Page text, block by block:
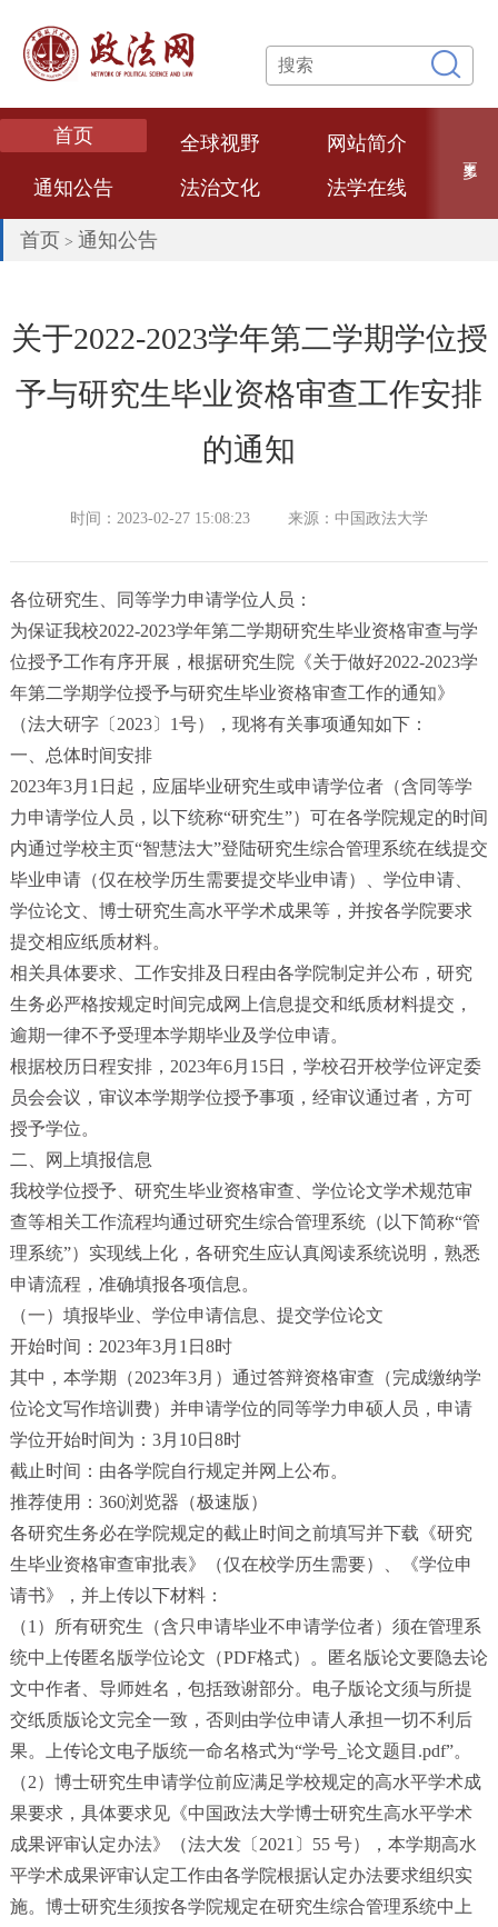
首页 全球视野
网站简介
通知公告
法治文化
法学在线
专题专栏
热点评述
经典案例
法大文创
首页 > 通知公告
关于2022-2023学年第二学期学位授
予与研究生毕业资格审查工作安排
的通知
时间：2023-02-27 15:08:23 来源：中国政法大学
各位研究生、同等学力申请学位人员：
为保证我校2022-2023学年第二学期研究生毕业资格审查与学
位授予工作有序开展，根据研究生院《关于做好2022-2023学
年第二学期学位授予与研究生毕业资格审查工作的通知》
（法大研字〔2023〕1号），现将有关事项通知如下：
一、总体时间安排
2023年3月1日起，应届毕业研究生或申请学位者（含同等学
力申请学位人员，以下统称“研究生”）可在各学院规定的时间
内通过学校主页“智慧法大”登陆研究生综合管理系统在线提交
毕业申请（仅在校学历生需要提交毕业申请）、学位申请、
学位论文、博士研究生高水平学术成果等，并按各学院要求
提交相应纸质材料。
相关具体要求、工作安排及日程由各学院制定并公布，研究
生务必严格按规定时间完成网上信息提交和纸质材料提交，
逾期一律不予受理本学期毕业及学位申请。
根据校历日程安排，2023年6月15日，学校召开校学位评定委
员会会议，审议本学期学位授予事项，经审议通过者，方可
授予学位。
二、网上填报信息
我校学位授予、研究生毕业资格审查、学位论文学术规范审
查等相关工作流程均通过研究生综合管理系统（以下简称“管
理系统”）实现线上化，各研究生应认真阅读系统说明，熟悉
申请流程，准确填报各项信息。
（一）填报毕业、学位申请信息、提交学位论文
开始时间：2023年3月1日8时
其中，本学期（2023年3月）通过答辩资格审查（完成缴纳学
位论文写作培训费）并申请学位的同等学力申硕人员，申请
学位开始时间为：3月10日8时
截止时间：由各学院自行规定并网上公布。
推荐使用：360浏览器（极速版）
各研究生务必在学院规定的截止时间之前填写并下载《研究
生毕业资格审查审批表》（仅在校学历生需要）、《学位申
请书》，并上传以下材料：
（1）所有研究生（含只申请毕业不申请学位者）须在管理系
统中上传匿名版学位论文（PDF格式）。匿名版论文要隐去论
文中作者、导师姓名，包括致谢部分。电子版论文须与所提
交纸质版论文完全一致，否则由学位申请人承担一切不利后
果。上传论文电子版统一命名格式为“学号_论文题目.pdf”。
（2）博士研究生申请学位前应满足学校规定的高水平学术成
果要求，具体要求见《中国政法大学博士研究生高水平学术
成果评审认定办法》（法大发〔2021〕55 号），本学期高水
平学术成果评审认定工作由各学院根据认定办法要求组织实
施。博士研究生须按各学院规定在研究生综合管理系统中上